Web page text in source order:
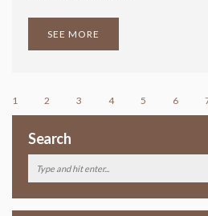
SEE MORE
1 2 3 4 5 6
Search